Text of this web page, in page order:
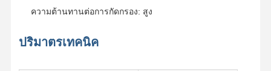
ความต้านทานต่อการกัดกรอง: สูง
ปริมาตรเทคนิค